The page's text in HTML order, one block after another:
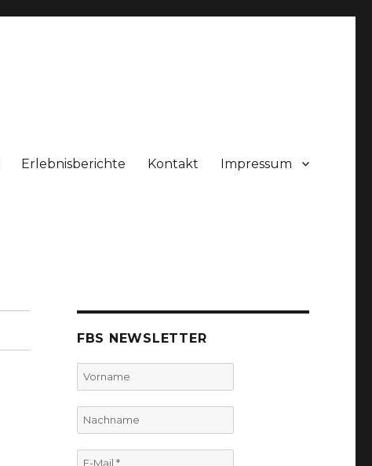
Erlebnisberichte Kontakt Impressum
FBS NEWSLETTER
Nachname